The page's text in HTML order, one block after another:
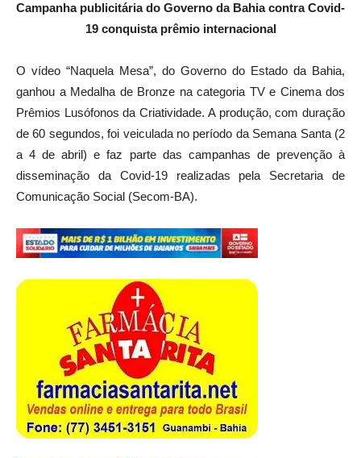
Campanha publicitária do Governo da Bahia contra Covid-
19 conquista prêmio internacional
O vídeo “Naquela Mesa”, do Governo do Estado da Bahia,
ganhou a Medalha de Bronze na categoria TV e Cinema dos
Prêmios Lusófonos da Criatividade. A produção, com duração
de 60 segundos, foi veiculada no período da Semana Santa (2
a 4 de abril) e faz parte das campanhas de prevenção à
disseminação da Covid-19 realizadas pela Secretaria de
Comunicação Social (Secom-BA).